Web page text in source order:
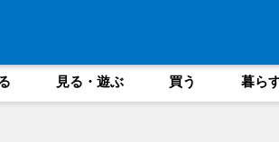
見る・遊ぶ 買う 暮ら